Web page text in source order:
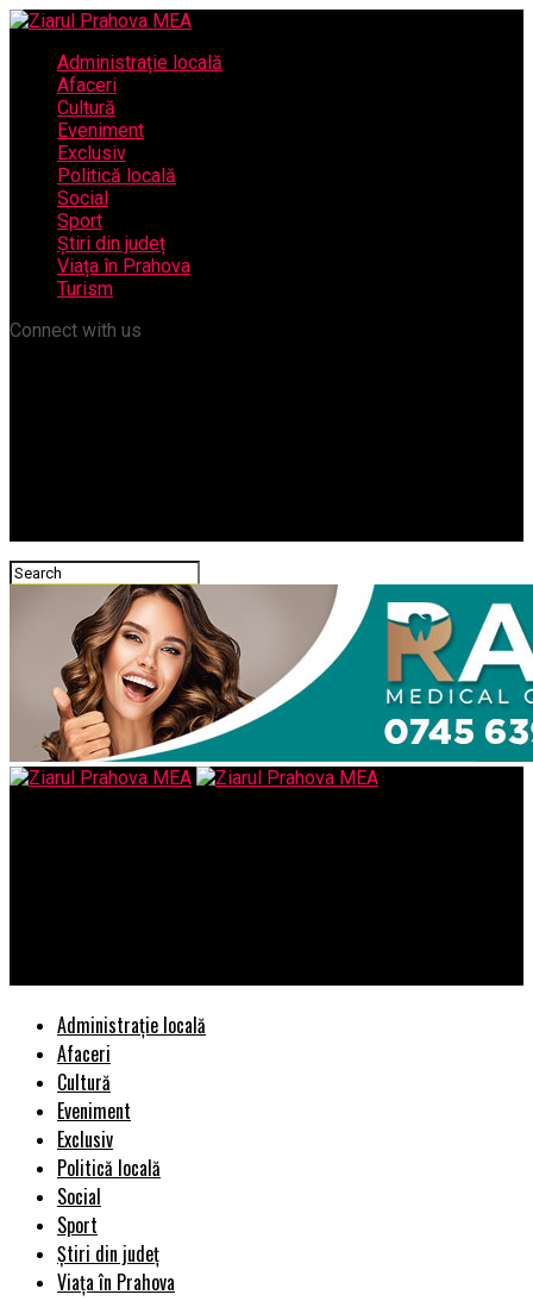
Administrație locală
Afaceri
Cultură
Eveniment
Exclusiv
Politică locală
Social
Sport
Știri din județ
Viața în Prahova
Turism
Connect with us
Administrație locală
Afaceri
Cultură
Eveniment
Exclusiv
Politică locală
Social
Sport
Știri din județ
Viața în Prahova